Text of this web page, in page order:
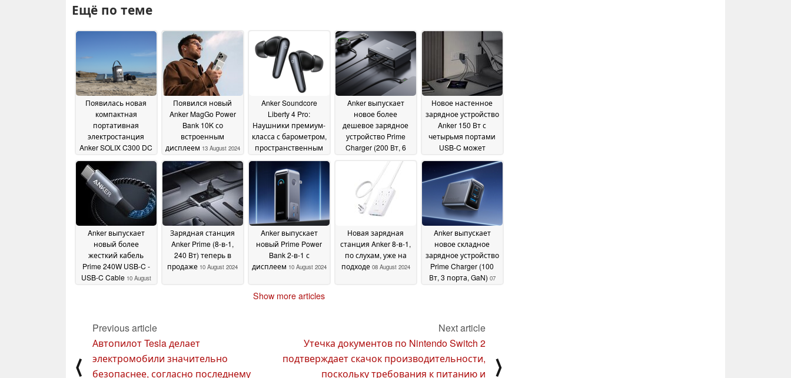
Ещё по теме
Появилась новая
компактная
портативная
электростанция
Anker SOLIX C300 DC
15 August 2024
Появился новый
Anker MagGo Power
Bank 10K со
встроенным
дисплеем 13 August 2024
Anker Soundcore
Liberty 4 Pro:
Наушники премиум-
класса с барометром,
пространственным
шумоподавлением и
интерактивным
August 2024
Anker выпускает
новое более
дешевое зарядное
устройство Prime
Charger (200 Вт, 6
12 August
Новое настенное
зарядное устройство
Anker 150 Вт с
четырьмя портами
USB-C может
подходе12 August 2024
Anker выпускает
новый более
жесткий кабель
Prime 240W USB-C -
USB-C Cable 10 August
Зарядная станция
Anker Prime (8-в-1,
240 Вт) теперь в
продаже 10 August 2024
Anker выпускает
новый Prime Power
Bank 2-в-1 с
дисплеем 10 August 2024
Новая зарядная
станция Anker 8-в-1,
по слухам, уже на
подходе 08 August 2024
Anker выпускает
новое складное
зарядное устройство
Prime Charger (100
Вт, 3 порта, GaN) 07
Show more articles
⟨
Previous article
Автопилот Tesla делает
электромобили значительно
безопаснее, согласно последнему
Next article
Утечка документов по Nintendo Switch 2
подтверждает скачок производительности,
поскольку требования к питанию и
⟩